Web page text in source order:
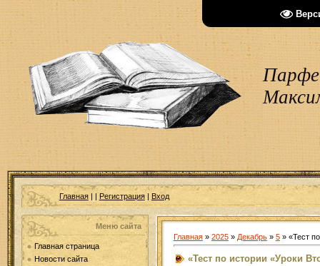
Главная| | Регистрация| Вход
Меню сайта
Главная страница
Новости сайта
Главная» 2025 » Декабрь » 5» «Тест
«Тест по истории «Уроки